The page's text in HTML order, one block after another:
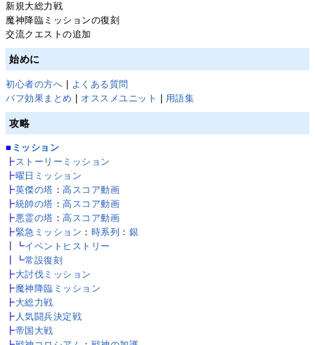
新規大総力戦
魔神降臨ミッションの復刻
交流クエストの追加
始めに
初心者の方へ | よくある質問
バフ効果まとめ | オススメユニット | 用語集
攻略
■ ミッション
┣ ストーリーミッション
┣曜日ミッション
┣英傑の塔 ：高スコア動画
┣統帥の塔 ：高スコア動画
┣悪霊の塔 ：高スコア動画
┣緊急ミッション ： 時系列 ： 銀
┃┗イベントヒストリー
┃┗常設復刻
┣大討伐ミッション
┣魔神降臨ミッション
┣大総力戦
┣ 人気闘兵決定戦
┣帝国大戦